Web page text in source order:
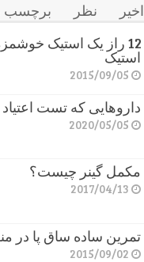
اخیر نظر
برچسب
12 راز یک استیک
استیک
2015/09/05
داروهایی که تست
2020/05/05
مکمل گینر چیست؟
2017/04/13
تمرین ساده ساق پا در
2015/09/02